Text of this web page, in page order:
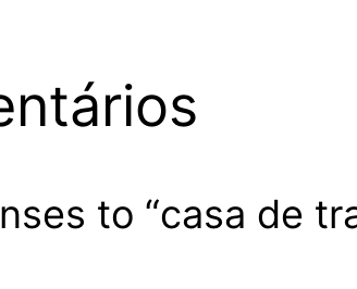
to “casa de